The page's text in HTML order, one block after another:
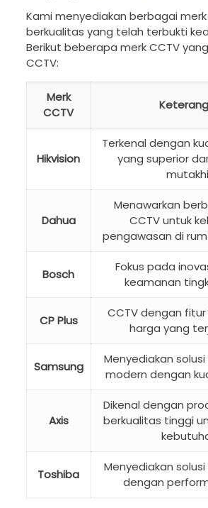
Kami menyediakan berbagai merk
berkualitas yang telah terbukti
Berikut beberapa merk CCTV
CCTV:
Merk
CCTV
Hikvision
Terkenal dengan
yang superior
Dahua
Menawarkan
CCTV untuk
pengawasan di
Bosch
Fokus pada
keamanan
CP Plus
CCTV dengan
harga yang
Samsung
Menyediakan
modern dengan
Axis
Dikenal dengan
berkualitas tinggi
Toshiba
Menyediakan
dengan